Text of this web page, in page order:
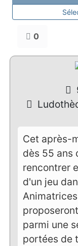
0
Cet après-
dès 55 ans
rencontrer
d'un jeu
parmi une
portées de